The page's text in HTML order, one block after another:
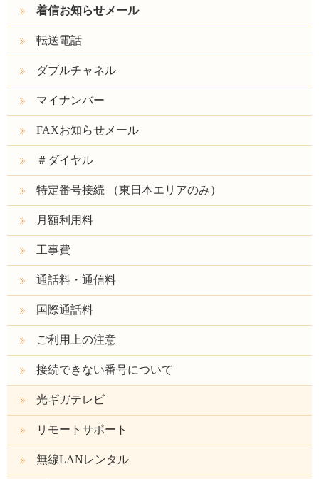
着信お知らせメール
転送電話
ダブルチャネル
マイナンバー
FAXお知らせメール
＃ダイヤル
特定番号接続 （東日本エリアのみ）
月額利用料
工事費
通話料・通信料
国際通話料
ご利用上の注意
接続できない番号について
光ギガテレビ
リモートサポート
無線LANレンタル